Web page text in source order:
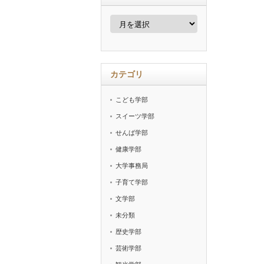
ア
ブ
カテゴリ
こども学部
スイーツ学部
せんば学部
健康学部
大学事務局
子育て学部
文学部
未分類
歴史学部
芸術学部